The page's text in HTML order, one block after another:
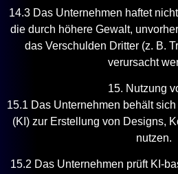
14.3 Das Unternehmen haftet
die durch höhere Gewalt,
das Verschulden Dritter (z. B.
verursacht
15. Nutzung
15.1 Das Unternehmen behält
(KI) zur Erstellung von Designs,
nutzen.
15.2 Das Unternehmen prüft KI-